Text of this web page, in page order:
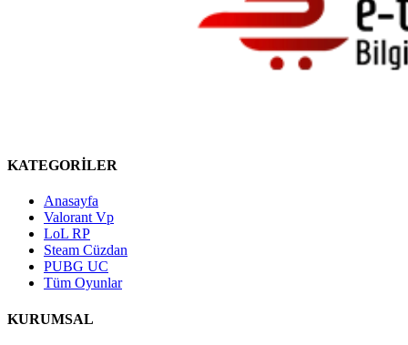
KATEGORİLER
Anasayfa
Valorant Vp
LoL RP
Steam Cüzdan
PUBG UC
Tüm Oyunlar
KURUMSAL